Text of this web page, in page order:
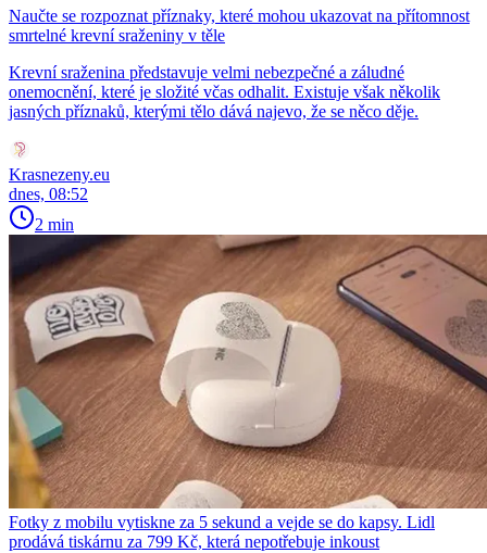
Naučte se rozpoznat příznaky, které mohou ukazovat na přítomnost
smrtelné krevní sraženiny v těle
Krevní sraženina představuje velmi nebezpečné a záludné
onemocnění, které je složité včas odhalit. Existuje však několik
jasných příznaků, kterými tělo dává najevo, že se něco děje.
Krasnezeny.eu
dnes, 08:52
2 min
Fotky z mobilu vytiskne za 5 sekund a vejde se do kapsy. Lidl
prodává tiskárnu za 799 Kč, která nepotřebuje inkoust